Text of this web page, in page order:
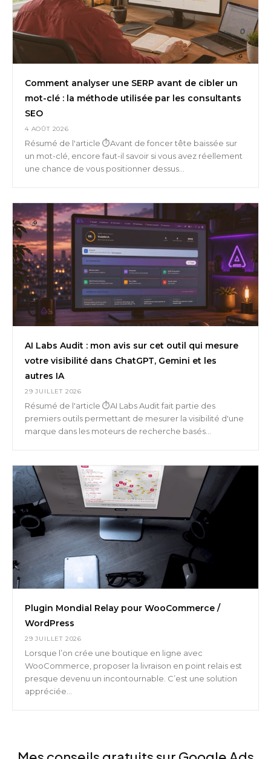
Comment analyser une SERP avant de cibler un
mot-clé : la méthode utilisée par les consultants
SEO
4 AOÛT 2026
Résumé de l'article ⏱️Avant de foncer tête baissée sur
un mot-clé, encore faut-il savoir si vous avez réellement
une chance de vous positionner dessus...
AI Labs Audit : mon avis sur cet outil qui mesure
votre visibilité dans ChatGPT, Gemini et les
autres IA
29 JUILLET 2026
Résumé de l'article ⏱️AI Labs Audit fait partie des
premiers outils permettant de mesurer la visibilité d'une
marque dans les moteurs de recherche basés...
Plugin Mondial Relay pour WooCommerce /
WordPress
29 JUILLET 2026
Lorsque l’on crée une boutique en ligne avec
WooCommerce, proposer la livraison en point relais est
presque devenu un incontournable. C’est une solution
appréciée...